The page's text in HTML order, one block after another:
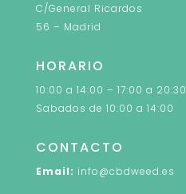
C/General Ricardos
56 – Madrid
HORARIO
10:00 a 14:00 – 17:00 a 20:30
Sabados de 10:00 a 14:00
CONTACTO
Email: info@cbdweed.es